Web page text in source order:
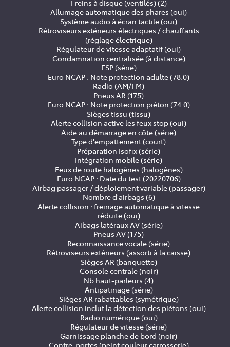
Freins à disque (ventilés) (2)
Allumage automatique des phares (oui)
Système audio à écran tactile (oui)
Rétroviseurs extérieurs électriques / chauffants
(réglage électrique)
Régulateur de vitesse adaptatif (oui)
Condamnation centralisée (à distance)
ESP (série)
Euro NCAP : Note protection adulte (78.0)
Radio (AM/FM)
Pneus AR (175)
Euro NCAP : Note protection piéton (74.0)
Sièges tissu (tissu)
Alerte collision active les feux stop (oui)
Aide au démarrage en côte (série)
Type d'empattement (court)
Préparation Isofix (série)
Intégration mobile (série)
Feux de route halogènes (halogènes)
Euro NCAP : Date du test (20220706)
Airbag passager / déploiement variable (passager)
Nombre d'airbags (6)
Alerte collision : freinage automatique à vitesse
réduite (oui)
Aibags latéraux AV (série)
Pneus AV (175)
Reconnaissance vocale (série)
Rétroviseurs extérieurs (assorti à la caisse)
Sièges AR (banquette)
Console centrale (noir)
Nb haut-parleurs (4)
Antipatinage (série)
Sièges AR rabattables (symétrique)
Alerte collision inclut la détection des piétons (oui)
Radio numérique (oui)
Régulateur de vitesse (série)
Garnissage planche de bord (noir)